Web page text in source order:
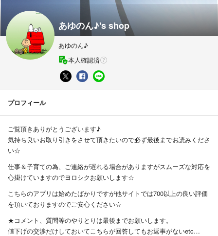
あゆのん♪'s shop
あゆのん♪
本人確認済
プロフィール
ご覧頂きありがとうございます♪
気持ち良いお取り引きをさせて頂きたいので必ず最後までお読みくださ
い☆
仕事＆子育ての為、ご連絡が遅れる場合がありますがスムーズな対応を
心掛けていますのでヨロシクお願いします☆
こちらのアプリは始めたばかりですが他サイトでは700以上の良い評価
を頂いておりますのでご安心ください☆
★コメント、質問等のやりとりは最後までお願いします。
値下げの交渉だけしておいてこちらが回答してもお返事がないetc…